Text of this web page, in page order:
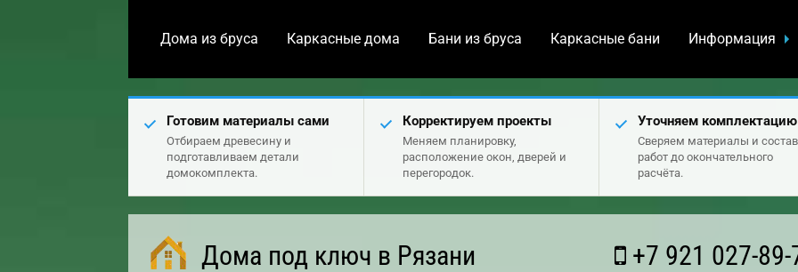
Дома из бруса Каркасные дома Бани из бруса Каркасные бани Информация
Готовим материалы сами
Отбираем древесину и
подготавливаем детали
домокомплекта.
Корректируем проекты
Меняем планировку,
расположение окон, дверей и
перегородок.
Уточняем комплектацию
Сверяем материалы и состав
работ до окончательного
расчёта.
Дома под ключ в Рязани +7 921 027-89-